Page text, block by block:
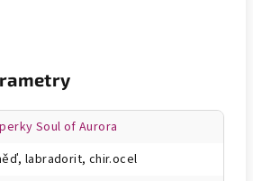
Soul of Aurora
labradorit, chir.ocel